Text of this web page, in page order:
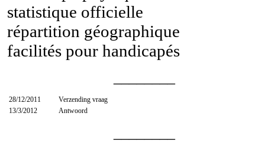
statistique officielle
répartition géographique
facilités pour handicapés
28/12/2011
Verzending vraag
13/3/2012
Antwoord